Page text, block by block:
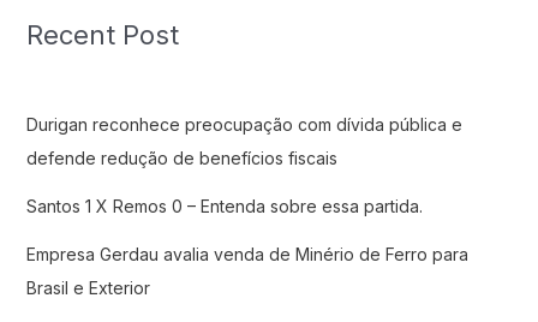
Recent Post
Durigan reconhece preocupação com dívida pública e
defende redução de benefícios fiscais
Santos 1 X Remos 0 – Entenda sobre essa partida.
Empresa Gerdau avalia venda de Minério de Ferro para
Brasil e Exterior